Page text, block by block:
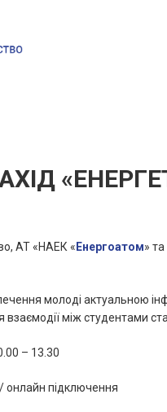
АТ «НАЕК « Енергоатом»
молоді актуальною
між студентами
– 13.30
онлайн підключення